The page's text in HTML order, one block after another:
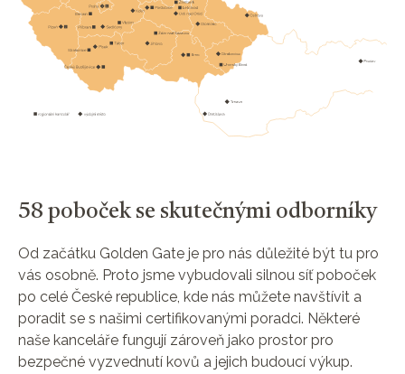
58 poboček se skutečnými odborníky
Od začátku Golden Gate je pro nás důležité být tu pro
vás osobně. Proto jsme vybudovali silnou síť poboček
po celé České republice, kde nás můžete navštívit a
poradit se s našimi certifikovanými poradci. Některé
naše kanceláře fungují zároveň jako prostor pro
bezpečné vyzvednutí kovů a jejich budoucí výkup.